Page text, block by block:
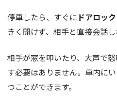
停車したら、すぐに ドアロック
きく開けず、相手と直接会話し
相手が窓を叩いたり、大声で
す必要はありません。車内に
つことができます。